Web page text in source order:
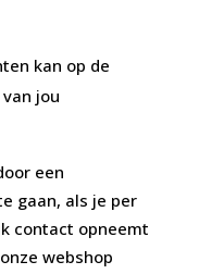
kan op de
jou
een
gaan, als je per
contact opneemt
webshop